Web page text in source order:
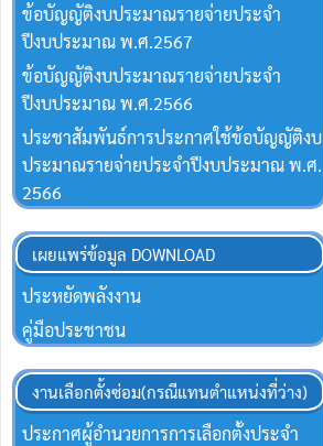
ข้อบัญญัติงบประมาณรายจ่ายประจำ
ปีงบประมาณ พ.ศ.2567
ข้อบัญญัติงบประมาณรายจ่ายประจำ
ปีงบประมาณ พ.ศ.2566
ประชาสัมพันธ์การประกาศใช้ข้อบัญญัติงบ
ประมาณรายจ่ายประจำปีงบประมาณ พ.ศ.
2566
เผยแพร่ข้อมูล DOWNLOAD
ประหยัดพลังงาน
คู่มือประชาชน
งานเลือกตั้งซ่อม(กรณีแทนตำแหน่งที่ว่าง)
ประกาศผู้อำนวยการการเลือกตั้งประจำ